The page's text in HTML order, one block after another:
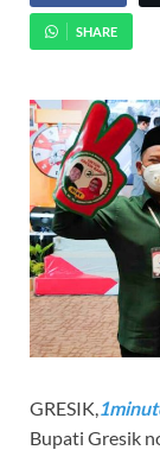
SHARE
GRESIK,
Bupati Gresik